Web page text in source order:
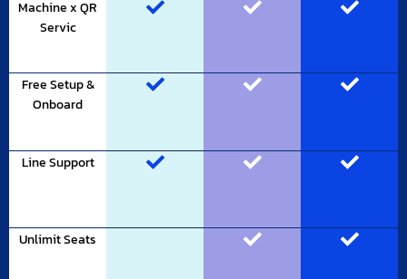
Machine x QR
Servic
Free Setup &
Onboard
Line Support
Unlimit Seats